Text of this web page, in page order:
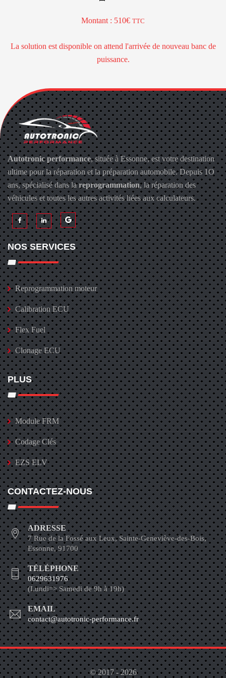
Montant : 510€ TTC
La solution est disponible on attend l'arrivée de nouveau banc de
puissance.
Autotronic performance, située à Essonne, est votre destination
ultime pour la réparation et la préparation automobile. Depuis 1O
ans, spécialisé dans lareprogrammation, la réparation des
véhicules et toutes les autres activités liées aux calculateurs.
NOS SERVICES
Reprogrammation moteur
Calibration ECU
Flex Fuel
Clonage ECU
PLUS
Module FRM
Codage Clés
EZS ELV
CONTACTEZ-NOUS
ADRESSE
7 Rue de la Fossé aux Leux, Sainte-Geneviève-des-Bois,
Essonne, 91700
TÉLÉPHONE
0629631976
(Lundi=> Samedi de 9h à 19h)
EMAIL
contact@autotronic-performance.fr
© 2017 - 2026